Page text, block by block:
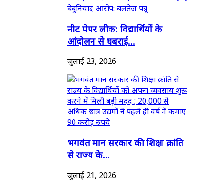
नीट पेपर लीक: विद्यार्थियों के
आंदोलन से घबराई...
जुलाई 23, 2026
भगवंत मान सरकार की शिक्षा क्रांति
से राज्य के...
जुलाई 21, 2026